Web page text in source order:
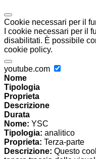
Cookie necessari per il
I cookie necessari per il
disabilitati. È possibile
cookie policy.
youtube.com
Nome
Tipologia
Proprieta
Descrizione
Durata
Nome: YSC
Tipologia: analitico
Proprieta: Terza-parte
Descrizione: Questo